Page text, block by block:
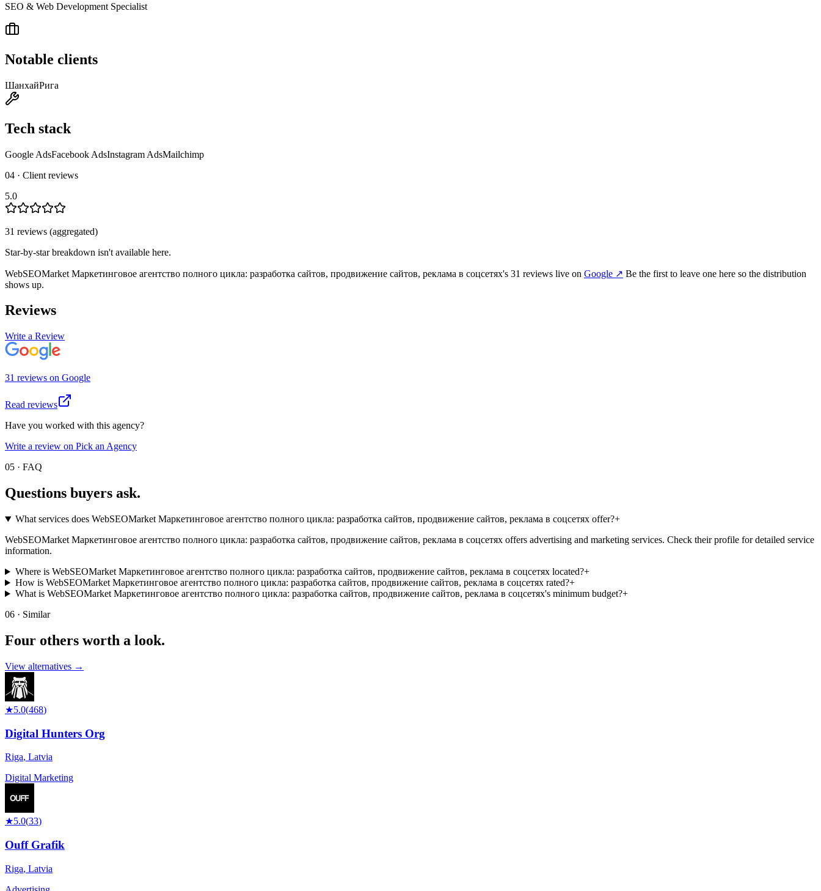
SEO & Web Development Specialist
Notable clients
ШанхайРига
Tech stack
Google AdsFacebook AdsInstagram AdsMailchimp
04 · Client reviews
5.0
31 reviews (aggregated)
Star-by-star breakdown isn't available here.
WebSEOMarket Маркетинговое агентство полного цикла: разработка сайтов, продвижение сайтов, реклама в соцсетях's 31 reviews live on Google ↗ Be the first to leave one here so the distribution
shows up.
Reviews
Write a Review
31 reviews on Google
Read reviews
Have you worked with this agency?
Write a review on Pick an Agency
05 · FAQ
Questions buyers ask.
What services does WebSEOMarket Маркетинговое агентство полного цикла: разработка сайтов, продвижение сайтов, реклама в соцсетях offer?+
WebSEOMarket Маркетинговое агентство полного цикла: разработка сайтов, продвижение сайтов, реклама в соцсетях offers advertising and marketing services. Check their profile for detailed service
information.
Where is WebSEOMarket Маркетинговое агентство полного цикла: разработка сайтов, продвижение сайтов, реклама в соцсетях located?+
How is WebSEOMarket Маркетинговое агентство полного цикла: разработка сайтов, продвижение сайтов, реклама в соцсетях rated?+
What is WebSEOMarket Маркетинговое агентство полного цикла: разработка сайтов, продвижение сайтов, реклама в соцсетях's minimum budget?+
06 · Similar
Four others worth a look.
View alternatives →
★5.0(468)
Digital Hunters Org
Riga, Latvia
Digital Marketing
★5.0(33)
Ouff Grafik
Riga, Latvia